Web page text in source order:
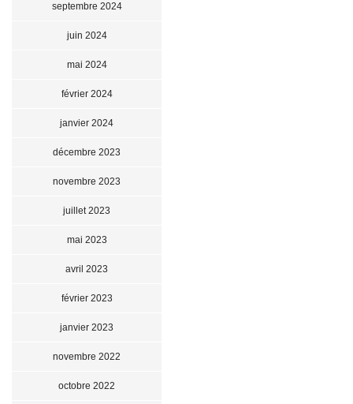
septembre 2024
juin 2024
mai 2024
février 2024
janvier 2024
décembre 2023
novembre 2023
juillet 2023
mai 2023
avril 2023
février 2023
janvier 2023
novembre 2022
octobre 2022